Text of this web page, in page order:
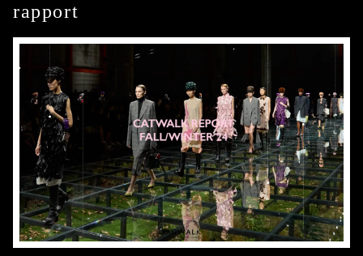
rapport